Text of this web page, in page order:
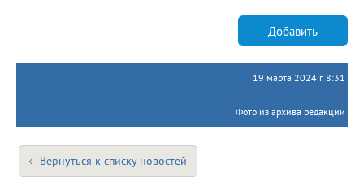
Добавить
19 марта 2024 г. 8:31
Фото из архива редакции
Вернуться к списку новостей